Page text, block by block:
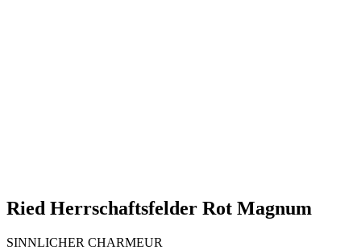
Ried Herrschaftsfelder Rot Magnum
SINNLICHER CHARMEUR